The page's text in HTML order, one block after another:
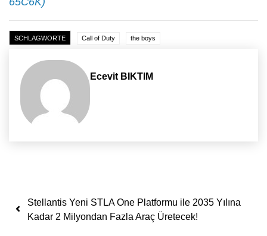
SCHLAGWORTE Call of Duty the boys
Ecevit BIKTIM
Yazı dolaşımı
Stellantis Yeni STLA One Platformu ile 2035 Yılına
Kadar 2 Milyondan Fazla Araç Üretecek!